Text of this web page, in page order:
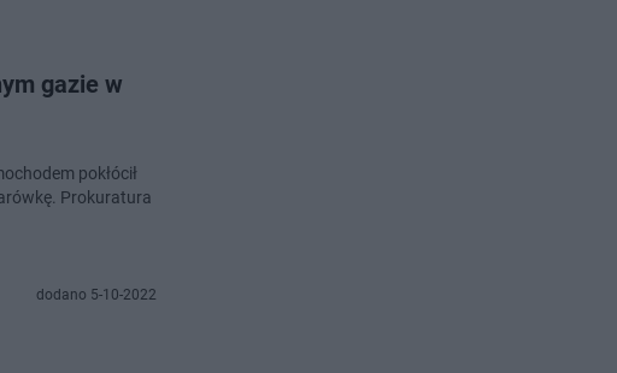
gazie w
pokłócił
Prokuratura
dodano 5-10-2022